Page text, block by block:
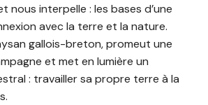
nous interpelle : les bases d’une
avec la terre et la nature.
gallois-breton, promeut une
et met en lumière un
: travailler sa propre terre à la